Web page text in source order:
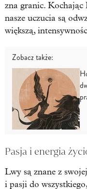
zna granic. Kochając
nasze uczucia są
większą,
Zobacz także:
Pasja i energia
Lwy są znane z
i pasji do